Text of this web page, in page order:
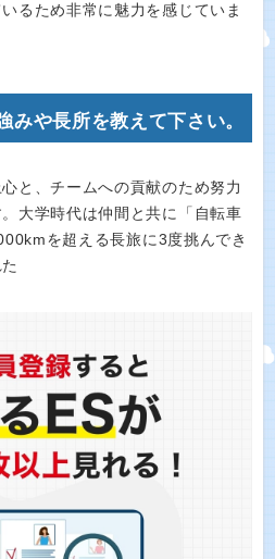
るため非常に魅力を感じていま
みや長所を教えて下さい。
と、チームへの貢献のため努力
大学時代は仲間と共に「自転車
を超える長旅に3度挑んでき